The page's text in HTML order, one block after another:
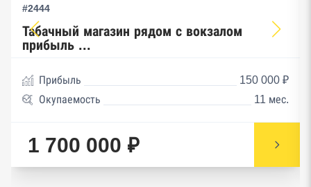
#2444
Табачный магазин рядом с вокзалом
прибыль ...
Прибыль
150 000 ₽
Окупаемость
11 мес.
1 700 000 ₽